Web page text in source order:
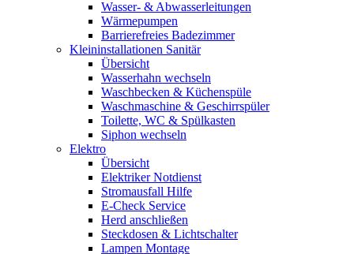
Wasser- & Abwasserleitungen
Wärmepumpen
Barrierefreies Badezimmer
Kleininstallationen Sanitär
Übersicht
Wasserhahn wechseln
Waschbecken & Küchenspüle
Waschmaschine & Geschirrspüler
Toilette, WC & Spülkasten
Siphon wechseln
Elektro
Übersicht
Elektriker Notdienst
Stromausfall Hilfe
E-Check Service
Herd anschließen
Steckdosen & Lichtschalter
Lampen Montage